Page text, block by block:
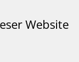
Website